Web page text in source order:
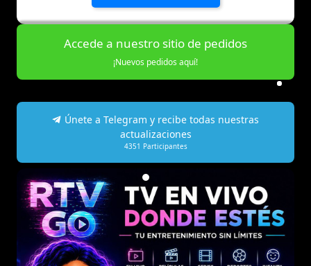
Accede a nuestro sitio de pedidos
¡Nuevos pedidos aquí!
Únete a Telegram y recibe todas nuestras
actualizaciones
4351Participantes